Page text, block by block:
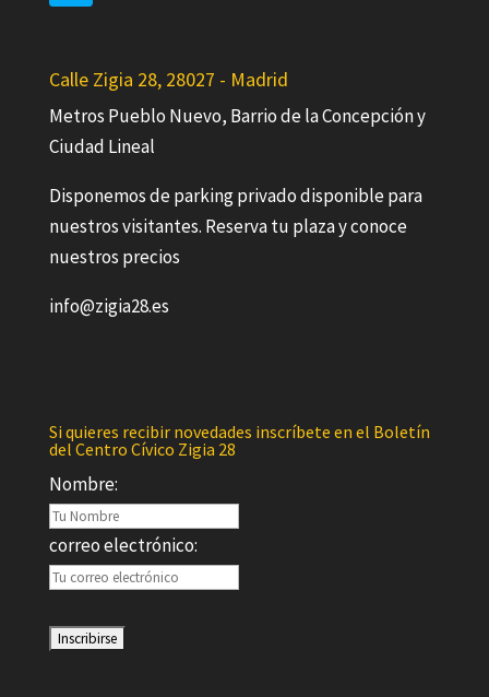
Calle Zigia 28, 28027 - Madrid
Metros Pueblo Nuevo, Barrio de la Concepción y
Ciudad Lineal
Disponemos de parking privado disponible para
nuestros visitantes. Reserva tu plaza y conoce
nuestros precios
info@zigia28.es
Si quieres recibir novedades inscríbete en el Boletín
del Centro Cívico Zigia 28
Nombre:
correo electrónico: